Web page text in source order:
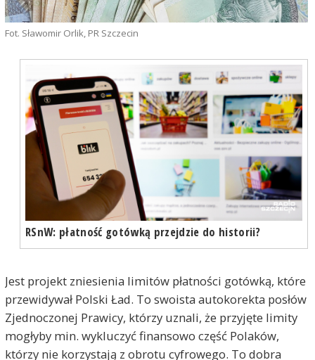
Fot. Sławomir Orlik, PR Szczecin
RSnW: płatność gotówką przejdzie do historii?
Jest projekt zniesienia limitów płatności gotówką, które
przewidywał Polski Ład. To swoista autokorekta posłów
Zjednoczonej Prawicy, którzy uznali, że przyjęte limity
mogłyby min. wykluczyć finansowo część Polaków,
którzy nie korzystają z obrotu cyfrowego. To dobra